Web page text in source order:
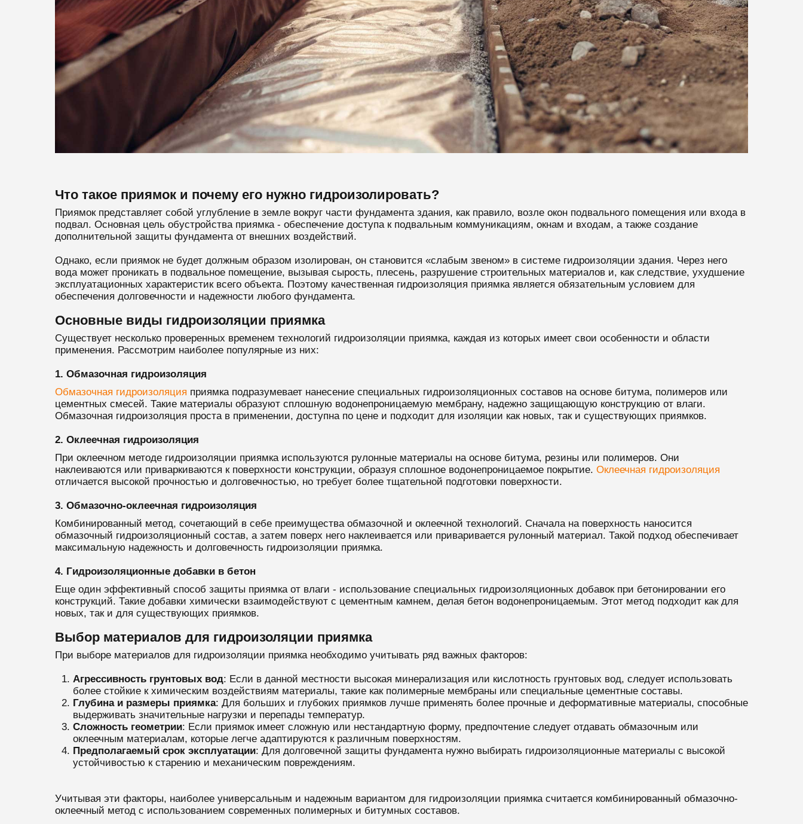
Что такое приямок и почему его нужно гидроизолировать?
Приямок представляет собой углубление в земле вокруг части фундамента здания, как правило, возле окон подвального помещения или входа в
подвал. Основная цель обустройства приямка - обеспечение доступа к подвальным коммуникациям, окнам и входам, а также создание
дополнительной защиты фундамента от внешних воздействий.
Однако, если приямок не будет должным образом изолирован, он становится «слабым звеном» в системе гидроизоляции здания. Через него
вода может проникать в подвальное помещение, вызывая сырость, плесень, разрушение строительных материалов и, как следствие, ухудшение
эксплуатационных характеристик всего объекта. Поэтому качественная гидроизоляция приямка является обязательным условием для
обеспечения долговечности и надежности любого фундамента.
Основные виды гидроизоляции приямка
Существует несколько проверенных временем технологий гидроизоляции приямка, каждая из которых имеет свои особенности и области
применения. Рассмотрим наиболее популярные из них:
1. Обмазочная гидроизоляция
Обмазочная гидроизоляция приямка подразумевает нанесение специальных гидроизоляционных составов на основе битума, полимеров или
цементных смесей. Такие материалы образуют сплошную водонепроницаемую мембрану, надежно защищающую конструкцию от влаги.
Обмазочная гидроизоляция проста в применении, доступна по цене и подходит для изоляции как новых, так и существующих приямков.
2. Оклеечная гидроизоляция
При оклеечном методе гидроизоляции приямка используются рулонные материалы на основе битума, резины или полимеров. Они
наклеиваются или приваркиваются к поверхности конструкции, образуя сплошное водонепроницаемое покрытие. Оклеечная гидроизоляция
отличается высокой прочностью и долговечностью, но требует более тщательной подготовки поверхности.
3. Обмазочно-оклеечная гидроизоляция
Комбинированный метод, сочетающий в себе преимущества обмазочной и оклеечной технологий. Сначала на поверхность наносится
обмазочный гидроизоляционный состав, а затем поверх него наклеивается или приваривается рулонный материал. Такой подход обеспечивает
максимальную надежность и долговечность гидроизоляции приямка.
4. Гидроизоляционные добавки в бетон
Еще один эффективный способ защиты приямка от влаги - использование специальных гидроизоляционных добавок при бетонировании его
конструкций. Такие добавки химически взаимодействуют с цементным камнем, делая бетон водонепроницаемым. Этот метод подходит как для
новых, так и для существующих приямков.
Выбор материалов для гидроизоляции приямка
При выборе материалов для гидроизоляции приямка необходимо учитывать ряд важных факторов:
Агрессивность грунтовых вод: Если в данной местности высокая минерализация или кислотность грунтовых вод, следует использовать
более стойкие к химическим воздействиям материалы, такие как полимерные мембраны или специальные цементные составы.
Глубина и размеры приямка: Для больших и глубоких приямков лучше применять более прочные и деформативные материалы, способные
выдерживать значительные нагрузки и перепады температур.
Сложность геометрии: Если приямок имеет сложную или нестандартную форму, предпочтение следует отдавать обмазочным или
оклеечным материалам, которые легче адаптируются к различным поверхностям.
Предполагаемый срок эксплуатации: Для долговечной защиты фундамента нужно выбирать гидроизоляционные материалы с высокой
устойчивостью к старению и механическим повреждениям.
Учитывая эти факторы, наиболее универсальным и надежным вариантом для гидроизоляции приямка считается комбинированный обмазочно-
оклеечный метод с использованием современных полимерных и битумных составов.